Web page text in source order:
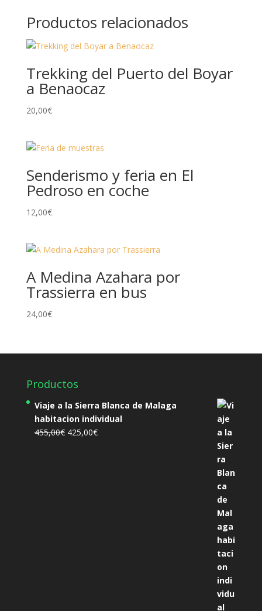
Productos relacionados
Trekking del Puerto del Boyar
a Benaocaz
20,00€
Senderismo y feria en El
Pedroso en coche
12,00€
A Medina Azahara por
Trassierra en bus
24,00€
Productos
Viaje a la Sierra Blanca de Malaga
habitacion individual
455,00€ El
425,00€El